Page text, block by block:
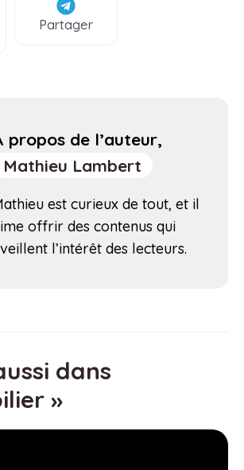
Partager
propos de l’auteur,
Mathieu Lambert
est curieux de tout, et il
offrir des contenus qui
l’intérêt des lecteurs.
dans
»